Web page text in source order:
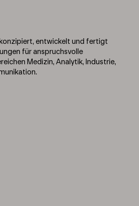
konzipiert, entwickelt und fertigt
für anspruchsvolle
Medizin, Analytik, Industrie,